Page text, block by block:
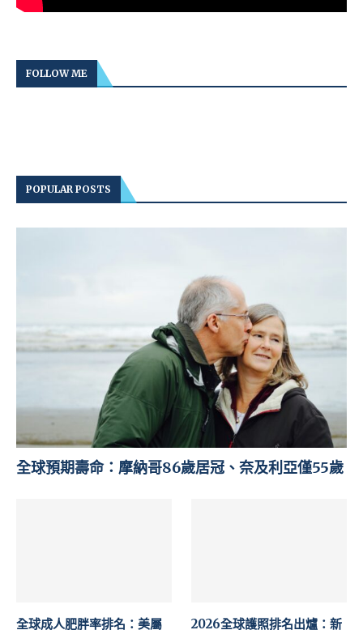
FOLLOW ME
POPULAR POSTS
全球預期壽命：摩納哥86歲居冠、奈及利亞僅55歲
全球成人肥胖率排名：美屬 2026全球護照排名出爐：新